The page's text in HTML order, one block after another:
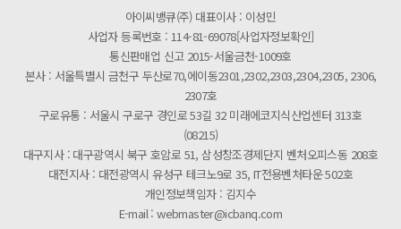
아이씨뱅큐(주) 대표이사 : 이성민
사업자 등록번호 : 114-81-69078[사업자정보확인]
통신판매업 신고 2015-서울금천-1009호
본사 : 서울특별시 금천구 두산로70,에이동2301,2302,2303,2304,2305, 2306,
2307호
구로유통 : 서울시 구로구 경인로 53길 32 미래에코지식산업센터 313호
(08215)
대구지사 : 대구광역시 북구 호암로 51, 삼성창조경제단지 벤처오피스동 208호
대전지사 : 대전광역시 유성구 테크노9로 35, IT전용벤처타운 502호
개인정보책임자 : 김지수
E-mail : webmaster@icbanq.com